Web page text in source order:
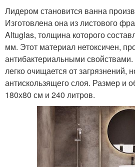
Лидером становится ванна
Изготовлена она из листового
Altuglas, толщина которого
мм. Этот материал нетоксичен,
антибактериальными
легко очищается от загрязнений,
антискользящего слоя. Размер и
180х80 см и 240 литров.